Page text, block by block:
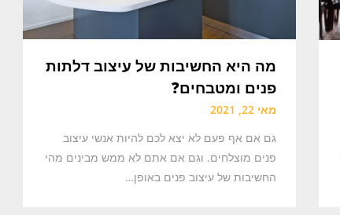
מה היא החשיבות של עיצוב דלתות
פנים ומטבחים?
מאי 22, 2021
גם אם אף פעם לא יצא לכם להיות אנשי עיצוב
פנים מוצלחים. וגם אם אתם לא ממש מבינים מהי
החשיבות של עיצוב פנים באופן…